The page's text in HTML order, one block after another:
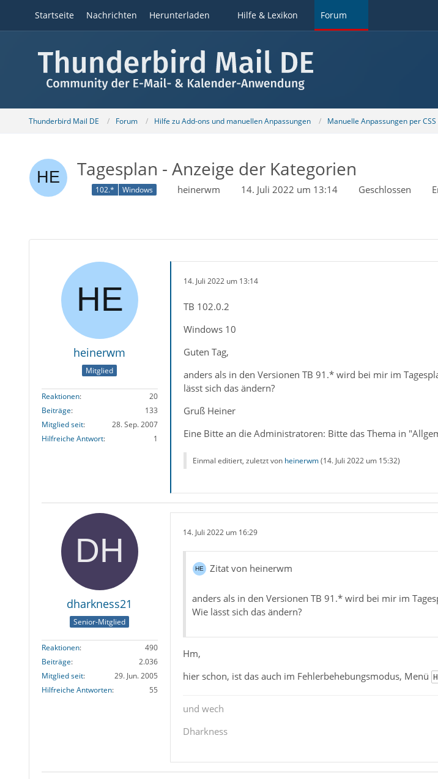
Startseite Nachrichten Herunterladen Hilfe & Lexikon Forum
Thunderbird Mail DE Forum Hilfe zu Add-ons und manuellen Anpassungen Manuelle Anpassungen per
Tagesplan - Anzeige der Kategorien
102.* Windows heinerwm 14. Juli 2022 um 13:14 Geschlossen
heinerwm
Mitglied
Reaktionen
20
Beiträge
133
Mitglied seit
28. Sep. 2007
Hilfreiche Antwort
1
14. Juli 2022 um 13:14
TB 102.0.2
Windows 10
Guten Tag,
anders als in den Versionen TB 91.* wird bei mir im
lässt sich das ändern?
Gruß Heiner
Eine Bitte an die Administratoren: Bitte das Thema in
Einmal editiert, zuletzt von heinerwm(14. Juli 2022 um 15:32)
dharkness21
Senior-Mitglied
Reaktionen
490
Beiträge
2.036
Mitglied seit
29. Jun. 2005
Hilfreiche Antworten
55
14. Juli 2022 um 16:29
Zitat von heinerwm
anders als in den Versionen TB 91.* wird bei mir im
Wie lässt sich das ändern?
Hm,
hier schon, ist das auch im Fehlerbehebungsmodus, Menü
und wech
Dharkness